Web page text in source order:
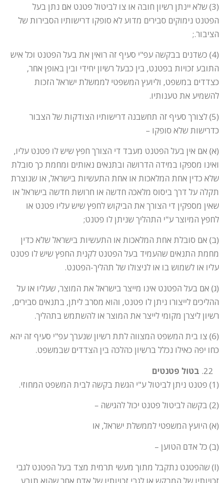
(3) שלא יינתן רשיון חובה או צו לביטול פטנט אם נתן בעל
הפטנט נימוקים סבירים מדוע לא סופקו דרישותיו הסבירות של
הציבור.;
(4) כשדנים בבקשה עפ"י סעיף זה רואין את בעל הפטנט וכל איש
התובע זכויות בפטנט, בין כבעל רשיון יחידי ובין באופן אחר,
כצדדים במשפט, וליועץ המשפטי לממשלת ישראל הזכות
להשמיע את טענותיו.
(5) לצורך סעיף זה תחשבנה דרישותיו הצודקות של הצבור
כדרישות שלא סופקו –
(א) אם אין בעל הפטנט מעבד די הצורך חפץ שיש לו פטנט עליו,
ואינו מספקו במידה הדרושה ובתנאים נאותים ומחמת כך סובלת
שלא כדין אחת המלאכות או אחת התעשיות בישראל, או שנוצרת
תקלה על דרך ביסוס מלאכה חדשה או חרושת חדשה בישראל או
שאין מספקין די הצורך את הביקוש לחפץ שיש עליו פטנט או
לחפץ המיוצר ע"י התהליך שניתן לו פטנט;
(ב) אם סובלת אחת המלאכות או התעשיות בישראל שלא כדין
מחמת התנאים שהעמיד בעל הפטנט לקנית החפץ שיש לו פטנט
עליו או לשמוש בו או לניצולו של תהליך-הפטנט.
(ג) אם בעל הפטנט אינו מייצר בישראל את המוצר, שעליו או על
ההליכים לייצורו ניתן לו פטנט, והוא מסרב ליתן, בתנאים סבירים,
רשיון ליצרן מקומי לייצר את המוצר או להשתמש בתהליך.
(6) צו בית המשפט המצווה לתת רשיון שנערך עפ"י סעיף זה יהא
כחו יפה כאילו נכלל ברשיון כהלכה בין הצדדים שבמשפט.
בטול פטנטים
(1) פטנט ניתן לביטול ע"י הגשת בקשה לבית המשפט המחוזי.
(2) בקשה לביטול פטנט יכול להגישה –
(א) היועץ המשפטי לממשלת ישראל, או
(ב) כל אדם הטוען –
(I) שהפטנט נתקבל מתוך מעשי תרמית מצד בעל הפטנט לגבי